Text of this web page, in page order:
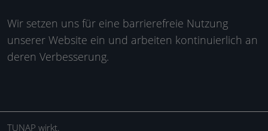
Wir setzen uns für eine barrierefreie Nutzung
unserer Website ein und arbeiten kontinuierlich an
deren Verbesserung.
TUNAP wirkt.